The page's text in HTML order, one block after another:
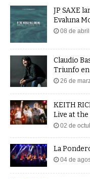
JP SAXE
Evaluna
08 de abril
Claudio
Triunfo en
26 de
KEITH
Live at
02 de
La
04 de